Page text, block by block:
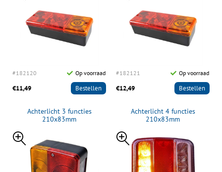
#182120 Op voorraad
€11,49 Bestellen
Achterlicht 3 functies
210x83mm
#182121 Op voorraad
€12,49 Bestellen
Achterlicht 4 functies
210x83mm